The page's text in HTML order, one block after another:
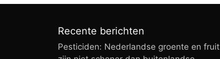
Recente berichten
Pesticiden: Nederlandse groente en fruit